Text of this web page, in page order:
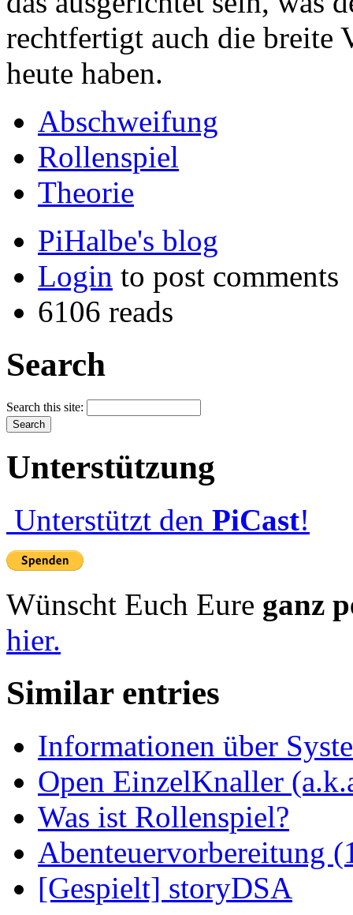
rechtfertigt auch die breite
heute haben.
Abschweifung
Rollenspiel
Theorie
PiHalbe's blog
Login to post comments
6106 reads
Search
Search this site:
Unterstützung
Unterstützt den PiCast!
Wünscht Euch Eure ganz
hier.
Similar entries
Informationen über
Open EinzelKnaller
Was ist Rollenspiel?
Abenteuervorbereitung
[Gespielt] storyDSA